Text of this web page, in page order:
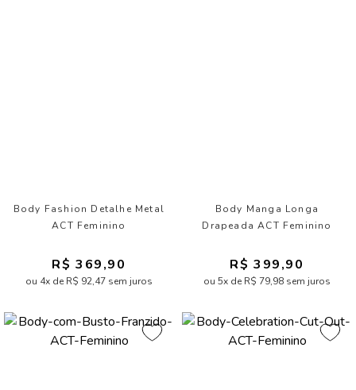
Body Fashion Detalhe Metal
ACT Feminino
R$ 369,90
ou 4x de R$ 92,47 sem juros
Body Manga Longa
Drapeada ACT Feminino
R$ 399,90
ou 5x de R$ 79,98 sem juros